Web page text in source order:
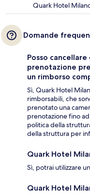
Quark Hotel
Domande
Posso
prenotazione
un rimborso
Sì, Quark Hotel
rimborsabili, che
prenotato una
prenotazione fino
politica della
della struttura per
Quark Hotel
Sì, potrai utilizzare
Quark Hotel